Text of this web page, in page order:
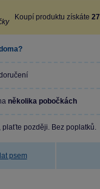
Koupí produktu získáte 27
několika pobočkách
plaťte později. Bez poplatků.
psem